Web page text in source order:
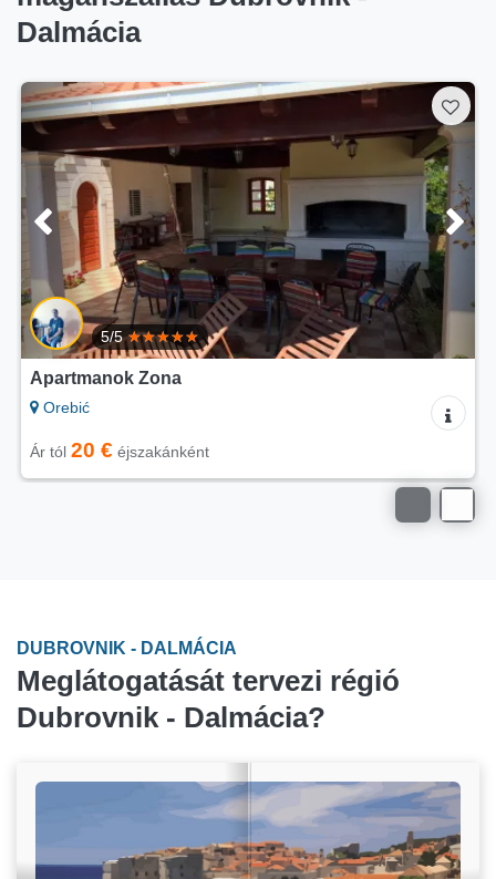
Dalmácia
5/5
Apartmanok Zona
Orebić
Ár tól 20 € éjszakánként
DUBROVNIK - DALMÁCIA
Meglátogatását tervezi régió
Dubrovnik - Dalmácia?